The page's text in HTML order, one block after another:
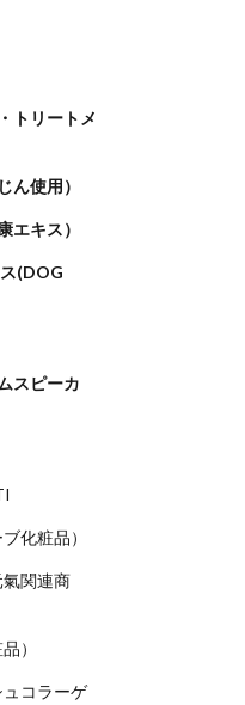
トリートメ
ん使用）
エキス）
(DOG
スピーカ
化粧品）
関連商
）
コラーゲ